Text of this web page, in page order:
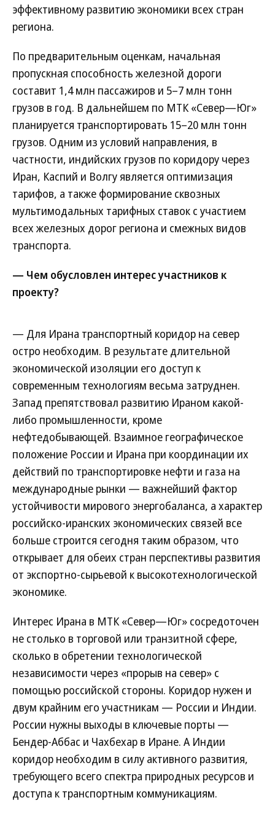
эффективному развитию экономики всех стран
региона.
По предварительным оценкам, начальная
пропускная способность железной дороги
составит 1,4 млн пассажиров и 5–7 млн тонн
грузов в год. В дальнейшем по МТК «Север—Юг»
планируется транспортировать 15–20 млн тонн
грузов. Одним из условий направления, в
частности, индийских грузов по коридору через
Иран, Каспий и Волгу является оптимизация
тарифов, а также формирование сквозных
мультимодальных тарифных ставок с участием
всех железных дорог региона и смежных видов
транспорта.
— Чем обусловлен интерес участников к
проекту?
— Для Ирана транспортный коридор на север
остро необходим. В результате длительной
экономической изоляции его доступ к
современным технологиям весьма затруднен.
Запад препятствовал развитию Ираном какой-
либо промышленности, кроме
нефтедобывающей. Взаимное географическое
положение России и Ирана при координации их
действий по транспортировке нефти и газа на
международные рынки — важнейший фактор
устойчивости мирового энергобаланса, а характер
российско-иранских экономических связей все
больше строится сегодня таким образом, что
открывает для обеих стран перспективы развития
от экспортно-сырьевой к высокотехнологической
экономике.
Интерес Ирана в МТК «Север—Юг» сосредоточен
не столько в торговой или транзитной сфере,
сколько в обретении технологической
независимости через «прорыв на север» с
помощью российской стороны. Коридор нужен и
двум крайним его участникам — России и Индии.
России нужны выходы в ключевые порты —
Бендер-Аббас и Чахбехар в Иране. А Индии
коридор необходим в силу активного развития,
требующего всего спектра природных ресурсов и
доступа к транспортным коммуникациям.